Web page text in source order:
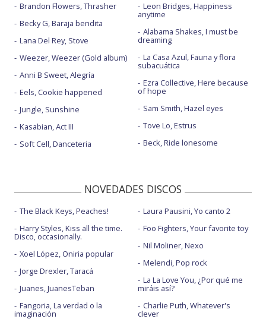
Brandon Flowers, Thrasher
Becky G, Baraja bendita
Lana Del Rey, Stove
Weezer, Weezer (Gold album)
Anni B Sweet, Alegría
Eels, Cookie happened
Jungle, Sunshine
Kasabian, Act III
Soft Cell, Danceteria
Leon Bridges, Happiness
anytime
Alabama Shakes, I must be
dreaming
La Casa Azul, Fauna y flora
subacuática
Ezra Collective, Here because
of hope
Sam Smith, Hazel eyes
Tove Lo, Estrus
Beck, Ride lonesome
NOVEDADES DISCOS
The Black Keys, Peaches!
Harry Styles, Kiss all the time.
Disco, occasionally.
Xoel López, Oniria popular
Jorge Drexler, Taracá
Juanes, JuanesTeban
Fangoria, La verdad o la
imaginación
Laura Pausini, Yo canto 2
Foo Fighters, Your favorite toy
Nil Moliner, Nexo
Melendi, Pop rock
La La Love You, ¿Por qué me
miráis así?
Charlie Puth, Whatever's
clever